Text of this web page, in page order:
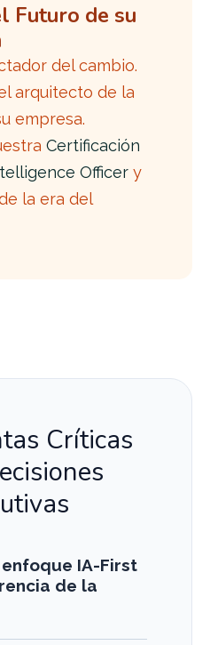
Futuro de su
del cambio.
arquitecto de la
empresa.
Certificación
Officer y
la era del
Críticas
enfoque IA-First
de la